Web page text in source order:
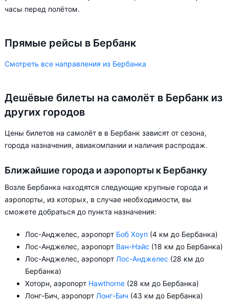
часы перед полётом.
Прямые рейсы в Бербанк
Смотреть все направления из Бербанка
Дешёвые билеты на самолёт в Бербанк из
других городов
Цены билетов на самолёт в в Бербанк зависят от сезона,
города назначения, авиакомпании и наличия распродаж.
Ближайшие города и аэропорты к Бербанку
Возле Бербанка находятся следующие крупные города и
аэропорты, из которых, в случае необходимости, вы
сможете добраться до пункта назначения:
Лос-Анджелес, аэропорт Боб Хоуп (4 км до Бербанка)
Лос-Анджелес, аэропорт Ван-Нэйс (18 км до Бербанка)
Лос-Анджелес, аэропорт Лос-Анджелес (28 км до
Бербанка)
Хоторн, аэропорт Hawthorne (28 км до Бербанка)
Лонг-Бич, аэропорт Лонг-Бич (43 км до Бербанка)